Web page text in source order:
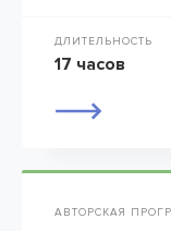
ДЛИТЕЛЬНОСТЬ
17 часов
АВТОРСКАЯ